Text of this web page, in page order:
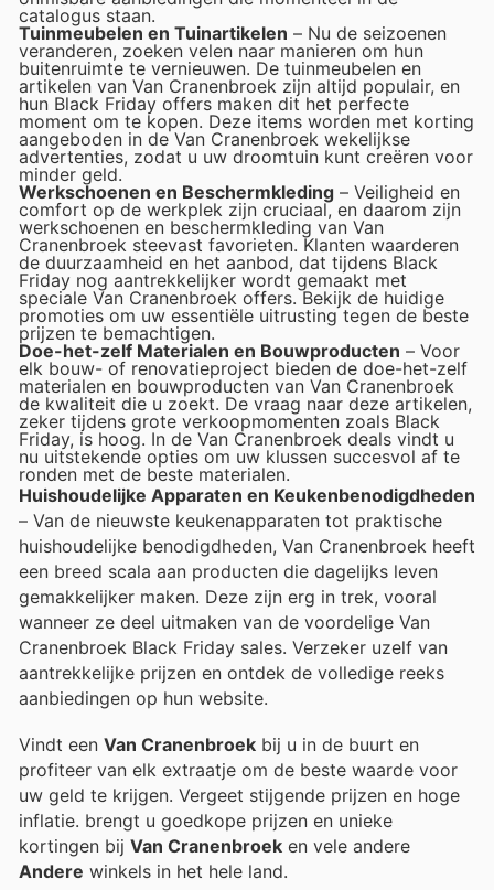
catalogus staan.
Tuinmeubelen en Tuinartikelen – Nu de seizoenen
veranderen, zoeken velen naar manieren om hun
buitenruimte te vernieuwen. De tuinmeubelen en
artikelen van Van Cranenbroek zijn altijd populair, en
hun Black Friday offers maken dit het perfecte
moment om te kopen. Deze items worden met korting
aangeboden in de Van Cranenbroek wekelijkse
advertenties, zodat u uw droomtuin kunt creëren voor
minder geld.
Werkschoenen en Beschermkleding – Veiligheid en
comfort op de werkplek zijn cruciaal, en daarom zijn
werkschoenen en beschermkleding van Van
Cranenbroek steevast favorieten. Klanten waarderen
de duurzaamheid en het aanbod, dat tijdens Black
Friday nog aantrekkelijker wordt gemaakt met
speciale Van Cranenbroek offers. Bekijk de huidige
promoties om uw essentiële uitrusting tegen de beste
prijzen te bemachtigen.
Doe-het-zelf Materialen en Bouwproducten – Voor
elk bouw- of renovatieproject bieden de doe-het-zelf
materialen en bouwproducten van Van Cranenbroek
de kwaliteit die u zoekt. De vraag naar deze artikelen,
zeker tijdens grote verkoopmomenten zoals Black
Friday, is hoog. In de Van Cranenbroek deals vindt u
nu uitstekende opties om uw klussen succesvol af te
ronden met de beste materialen.
Huishoudelijke Apparaten en Keukenbenodigdheden
– Van de nieuwste keukenapparaten tot praktische
huishoudelijke benodigdheden, Van Cranenbroek heeft
een breed scala aan producten die dagelijks leven
gemakkelijker maken. Deze zijn erg in trek, vooral
wanneer ze deel uitmaken van de voordelige Van
Cranenbroek Black Friday sales. Verzeker uzelf van
aantrekkelijke prijzen en ontdek de volledige reeks
aanbiedingen op hun website.
Vindt een Van Cranenbroek bij u in de buurt en
profiteer van elk extraatje om de beste waarde voor
uw geld te krijgen. Vergeet stijgende prijzen en hoge
inflatie. brengt u goedkope prijzen en unieke
kortingen bij Van Cranenbroek en vele andere
Andere winkels in het hele land.